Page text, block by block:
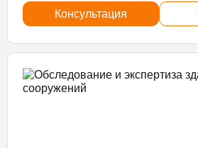
Консультация